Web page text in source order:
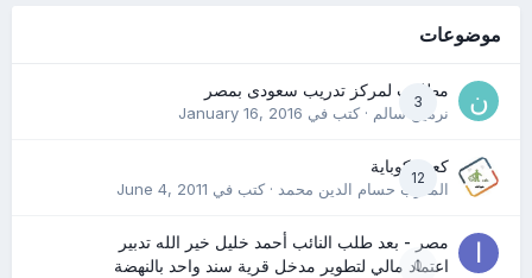
موضوعات
3
مطلوب لمركز تدريب سعودى بمصر
نرمين سالم· كتب في January 16, 2016
12
كعب كوباية
المدرب حسام الدين محمد· كتب في June 4, 2011
0
مصر - بعد طلب النائب أحمد خليل خير الله تدبير
اعتماد مالي لتطوير مدخل قرية سند واحد بالنهضة